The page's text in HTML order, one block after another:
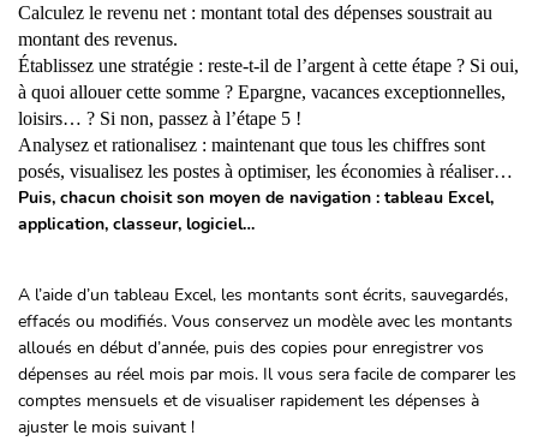
Calculez le revenu net : montant total des dépenses soustrait au
montant des revenus.
Établissez une stratégie : reste-t-il de l’argent à cette étape ? Si oui,
à quoi allouer cette somme ? Epargne, vacances exceptionnelles,
loisirs… ? Si non, passez à l’étape 5 !
Analysez et rationalisez : maintenant que tous les chiffres sont
posés, visualisez les postes à optimiser, les économies à réaliser…
Puis, chacun choisit son moyen de navigation : tableau Excel,
application, classeur, logiciel…
A l’aide d’un tableau Excel, les montants sont écrits, sauvegardés,
effacés ou modifiés. Vous conservez un modèle avec les montants
alloués en début d’année, puis des copies pour enregistrer vos
dépenses au réel mois par mois. Il vous sera facile de comparer les
comptes mensuels et de visualiser rapidement les dépenses à
ajuster le mois suivant !